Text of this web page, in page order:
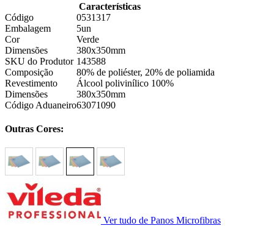
Características
Código
0531317
Embalagem
5un
Cor
Verde
Dimensões
380x350mm
SKU do Produtor 143588
Composição
80% de poliéster, 20% de poliamida
Revestimento
Álcool polivinílico 100%
Dimensões
380x350mm
Código Aduaneiro63071090
Outras Cores:
Ver tudo de Panos Microfibras